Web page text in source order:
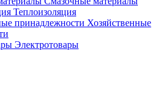
Теплоизоляция
Хозяйственные
Электротовары